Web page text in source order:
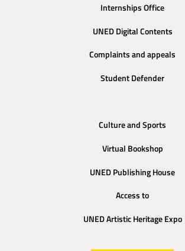
Internships Office
UNED Digital Contents
Complaints and appeals
Student Defender
Culture and Sports
Virtual Bookshop
UNED Publishing House
Access to
UNED Artistic Heritage Expo